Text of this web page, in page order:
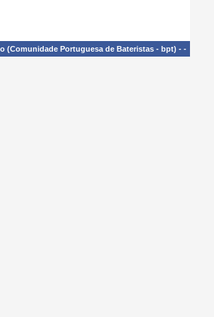
(Comunidade Portuguesa de Bateristas - bpt) - -